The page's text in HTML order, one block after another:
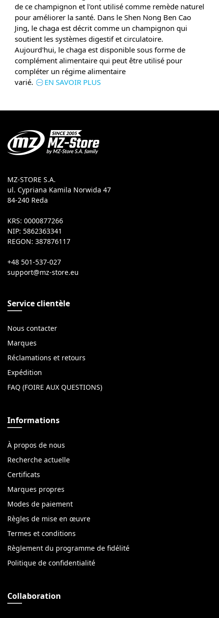
de ce champignon et l'ont utilisé comme remède naturel
pour améliorer la santé. Dans le Shen Nong Ben Cao
Jing, le chaga est décrit comme un champignon qui
soutient les systèmes digestif et circulatoire.
Aujourd'hui, le chaga est disponible sous forme de
complément alimentaire qui peut être utilisé pour
compléter un régime alimentaire
varié.
EN SAVOIR PLUS
MZ-STORE S.A.
ul. Cypriana Kamila Norwida 47
84-240 Reda
KRS: 0000877266
NIP: 5862363341
REGON: 387876117
+48 501-537-027
Service clientèle
Nous contacter
Marques
Réclamations et retours
Expédition
FAQ (FOIRE AUX QUESTIONS)
Informations
À propos de nous
Recherche actuelle
Certificats
Marques propres
Modes de paiement
Règles de mise en œuvre
Termes et conditions
Règlement du programme de fidélité
Politique de confidentialité
Collaboration